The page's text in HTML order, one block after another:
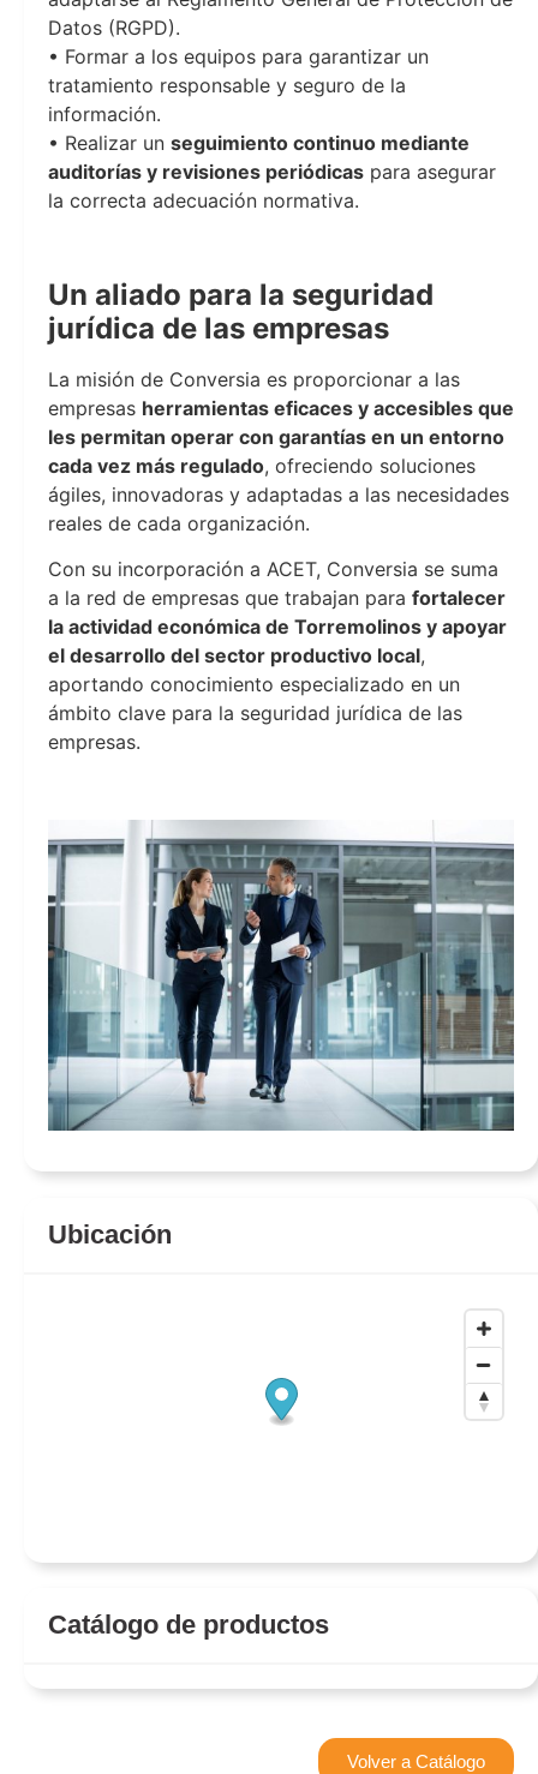
Datos (RGPD).
• Formar a los equipos para garantizar un
tratamiento responsable y seguro de la
información.
• Realizar un seguimiento continuo mediante
auditorías y revisiones periódicas para asegurar
la correcta adecuación normativa.
Un aliado para la seguridad
jurídica de las empresas
La misión de Conversia es proporcionar a las
empresas herramientas eficaces y accesibles que
les permitan operar con garantías en un entorno
cada vez más regulado, ofreciendo soluciones
ágiles, innovadoras y adaptadas a las necesidades
reales de cada organización.
Con su incorporación a ACET, Conversia se suma
a la red de empresas que trabajan para fortalecer
la actividad económica de Torremolinos y apoyar
el desarrollo del sector productivo local,
aportando conocimiento especializado en un
ámbito clave para la seguridad jurídica de las
empresas.
Ubicación
Catálogo de productos
Volver a Catálogo